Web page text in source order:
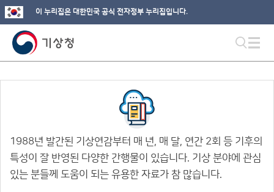
이 누리집은 대한민국 공식 전자정부 누리집입니다.
1988년 발간된 기상연감부터 매 년, 매 달, 연간 2회 등 기후의
특성이 잘 반영된 다양한 간행물이 있습니다. 기상 분야에 관심
있는 분들께 도움이 되는 유용한 자료가 참 많습니다.